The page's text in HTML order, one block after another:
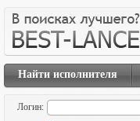
Найти исполнителя
Логин: